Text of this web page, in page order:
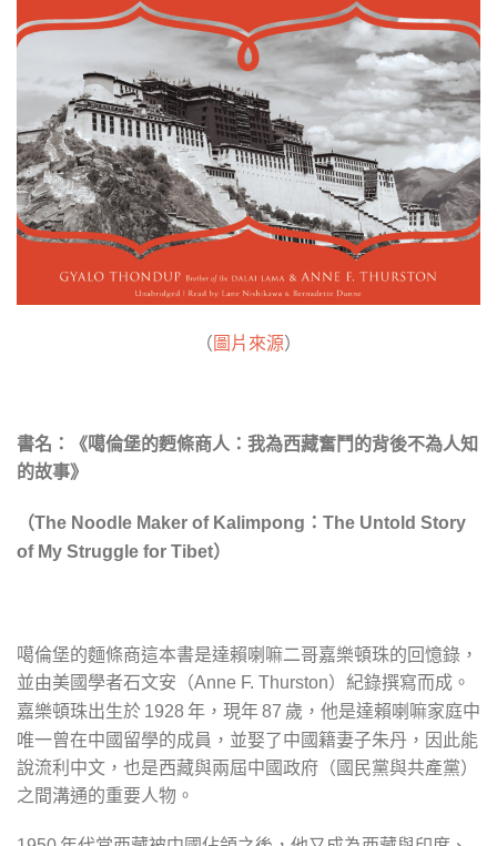
（圖片來源）
書名：《噶倫堡的麪條商人：我為西藏奮鬥的背後不為人知
的故事》
（The Noodle Maker of Kalimpong：The Untold Story
of My Struggle for Tibet）
噶倫堡的麵條商這本書是達賴喇嘛二哥嘉樂頓珠的回憶錄，
並由美國學者石文安（Anne F. Thurston）紀錄撰寫而成。
嘉樂頓珠出生於 1928 年，現年87 歲，他是達賴喇嘛家庭中
唯一曾在中國留學的成員，並娶了中國籍妻子朱丹，因此能
說流利中文，也是西藏與兩屆中國政府（國民黨與共產黨）
之間溝通的重要人物。